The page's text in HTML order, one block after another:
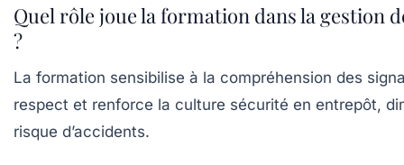
Quel rôle joue la formation dans la gestion
?
La formation sensibilise à la compréhension des
respect et renforce la culture sécurité en entrepôt,
risque d’accidents.